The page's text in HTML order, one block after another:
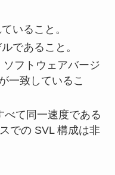
いること。
であること。
フトウェアバージ
一致しているこ
べて同一速度である
での SVL 構成は非